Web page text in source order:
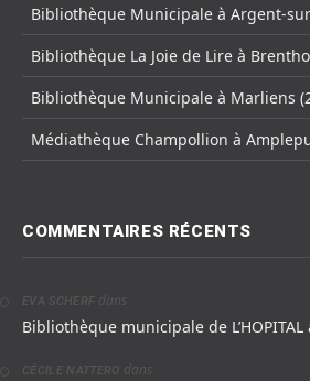
Bibliothèque Municipale à Argent-
Bibliothèque La Joie de Lire à
Bibliothèque Municipale à Marliens
Médiathèque Champollion à
COMMENTAIRES RÉCENTS
EVA SCHERF dans
Bibliothèque municipale de L’HOPITAL
CÉCILE NATTERO dans